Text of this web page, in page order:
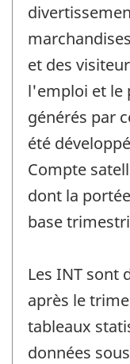
et des
l'emploi et le
générés par
été
Compte
dont la
base
Les INT sont
après le
tableaux
données